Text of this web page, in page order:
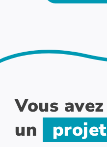
Vous avez
un
projet